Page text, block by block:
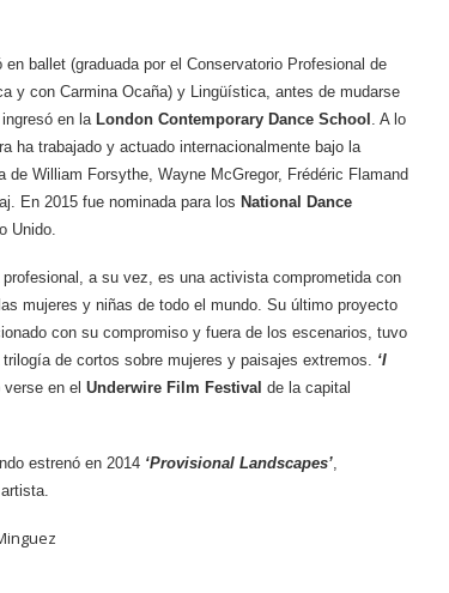
ballet (graduada por el Conservatorio Profesional de
y con Carmina Ocaña) y Lingüística, antes de mudarse
en la London Contemporary Dance School . A lo
ha trabajado y actuado internacionalmente bajo la
de William Forsythe, Wayne McGregor, Frédéric Flamand
En 2015 fue nominada para los National Dance
Unido.
a su vez, es una activista comprometida con
mujeres y niñas de todo el mundo. Su último proyecto
con su compromiso y fuera de los escenarios, tuvo
trilogía de cortos sobre mujeres y paisajes extremos. ‘I
en el Underwire Film Festival de la capital
estrenó en 2014 ‘Provisional Landscapes’,